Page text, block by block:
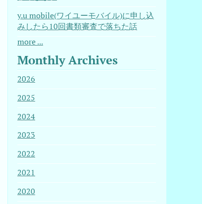
y.u mobile(ワイユーモバイル)に申し込
みしたら10回書類審査で落ちた話
more ...
Monthly Archives
2026
2025
2024
2023
2022
2021
2020